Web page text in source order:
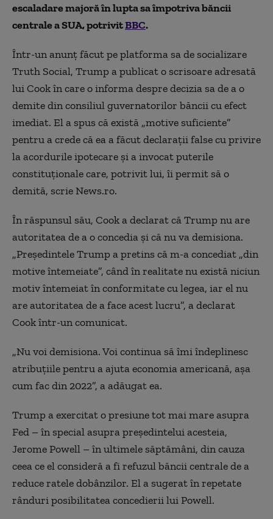
escaladare majoră în lupta sa împotriva băncii
centrale a SUA, potrivitBBC.
Într-un anunţ făcut pe platforma sa de socializare
Truth Social, Trump a publicat o scrisoare adresată
lui Cook în care o informa despre decizia sa de a o
demite din consiliul guvernatorilor băncii cu efect
imediat. El a spus că există „motive suficiente”
pentru a crede că ea a făcut declaraţii false cu privire
la acordurile ipotecare şi a invocat puterile
constituţionale care, potrivit lui, îi permit să o
demită, scrie News.ro.
În răspunsul său, Cook a declarat că Trump nu are
autoritatea de a o concedia şi că nu va demisiona.
„Preşedintele Trump a pretins că m-a concediat „din
motive întemeiate”, când în realitate nu există niciun
motiv întemeiat în conformitate cu legea, iar el nu
are autoritatea de a face acest lucru”, a declarat
Cook într-un comunicat.
„Nu voi demisiona. Voi continua să îmi îndeplinesc
atribuţiile pentru a ajuta economia americană, aşa
cum fac din 2022”, a adăugat ea.
Trump a exercitat o presiune tot mai mare asupra
Fed – în special asupra preşedintelui acesteia,
Jerome Powell – în ultimele săptămâni, din cauza
ceea ce el consideră a fi refuzul băncii centrale de a
reduce ratele dobânzilor. El a sugerat în repetate
rânduri posibilitatea concedierii lui Powell.